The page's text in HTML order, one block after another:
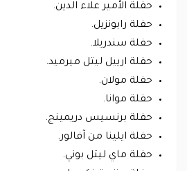
حفلة الأمير علاء الدين.
حفلة رابونزيل.
حفلة سندريلا.
حفلة ارييل ليتل ميرميد.
حفلة مولان.
حفلة موانا.
حفلة برنسيس دريمينج.
حفلة ايلينا من آفالور.
حفلة ماي ليتل بوني.